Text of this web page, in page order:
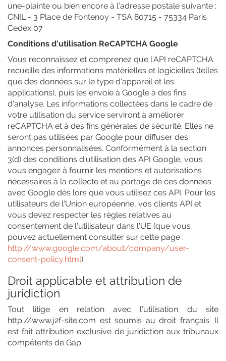
une-plainte ou bien encore à l’adresse postale suivante :
CNIL - 3 Place de Fontenoy - TSA 80715 - 75334 Paris
Cedex 07
Conditions d'utilisation ReCAPTCHA Google
Vous reconnaissez et comprenez que l'API reCAPTCHA
recueille des informations matérielles et logicielles (telles
que des données sur le type d'appareil et les
applications), puis les envoie à Google à des fins
d'analyse. Les informations collectées dans le cadre de
votre utilisation du service serviront à améliorer
reCAPTCHA et à des fins générales de sécurité. Elles ne
seront pas utilisées par Google pour diffuser des
annonces personnalisées. Conformément à la section
3(d) des conditions d'utilisation des API Google, vous
vous engagez à fournir les mentions et autorisations
nécessaires à la collecte et au partage de ces données
avec Google dès lors que vous utilisez ces API. Pour les
utilisateurs de l'Union européenne, vos clients API et
vous devez respecter les règles relatives au
consentement de l'utilisateur dans l'UE (que vous
pouvez actuellement consulter sur cette page :
http://www.google.com/about/company/user-
consent-policy.html).
Droit applicable et attribution de
juridiction
Tout litige en relation avec l’utilisation du site
http://www.j2f-site.com est soumis au droit français. Il
est fait attribution exclusive de juridiction aux tribunaux
compétents de Gap.